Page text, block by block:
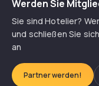
Werden Sie
Sie sind Hotelier?
und schließen Sie
an
Partner werden!